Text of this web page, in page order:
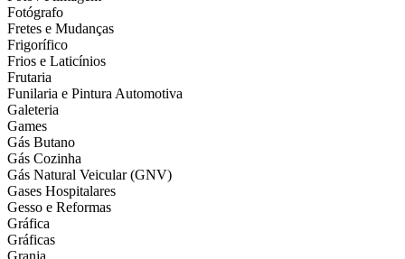
Fotógrafo
Fretes e Mudanças
Frigorífico
Frios e Laticínios
Frutaria
Funilaria e Pintura Automotiva
Galeteria
Games
Gás Butano
Gás Cozinha
Gás Natural Veicular (GNV)
Gases Hospitalares
Gesso e Reformas
Gráfica
Gráficas